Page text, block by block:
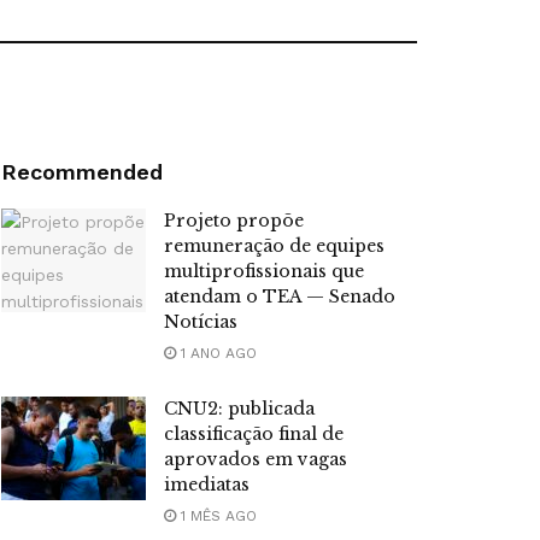
Recommended
Projeto propõe
remuneração de equipes
multiprofissionais que
atendam o TEA — Senado
Notícias
1 ANO AGO
CNU2: publicada
classificação final de
aprovados em vagas
imediatas
1 MÊS AGO